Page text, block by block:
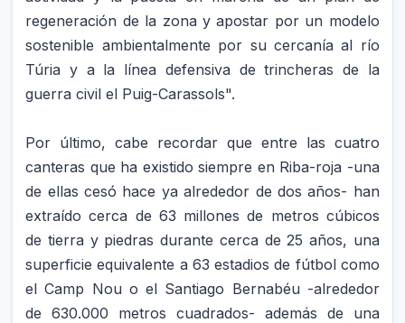
regeneración de la zona y apostar por un modelo
sostenible ambientalmente por su cercanía al río
Túria y a la línea defensiva de trincheras de la
guerra civil el Puig-Carassols".
Por último, cabe recordar que entre las cuatro
canteras que ha existido siempre en Riba-roja -una
de ellas cesó hace ya alrededor de dos años- han
extraído cerca de 63 millones de metros cúbicos
de tierra y piedras durante cerca de 25 años, una
superficie equivalente a 63 estadios de fútbol como
el Camp Nou o el Santiago Bernabéu -alrededor
de 630.000 metros cuadrados- además de una